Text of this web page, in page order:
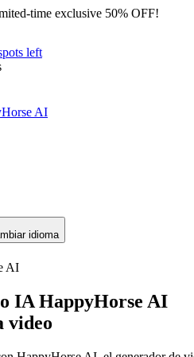
time exclusive 50% OFF!
left
AI
idioma
AI
IA HappyHorse AI
video